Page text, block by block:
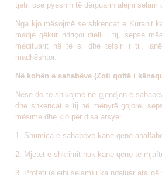
tjetri ose pyesnin të dërguarin alejhi selam
Nga kjo mësojmë se shkencat e Kuranit
madje qëkur ndriçoi dielli i tij, sepse
medituarit në të si dhe tefsiri i tij,
madhështor.
Në kohën e sahabëve (Zoti qoftë i
Nëse do të shikojmë në gjendjen e
dhe shkencat e tij në mënyrë gojore,
mësime dhe kjo për disa arsye:
1. Shumica e sahabëve kanë qenë
2. Mjetet e shkrimit nuk kanë qenë të
3. Profeti (alejhi selam) i ka ndaluar ata